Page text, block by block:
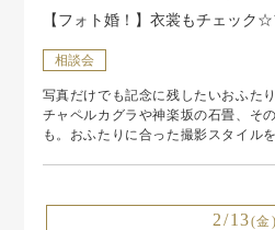
【フォト婚！】衣裳もチェック
相談会
写真だけでも記念に残したいおふた
チャペルカグラや神楽坂の石畳、そ
も。おふたりに合った撮影スタイル
2/13(金)